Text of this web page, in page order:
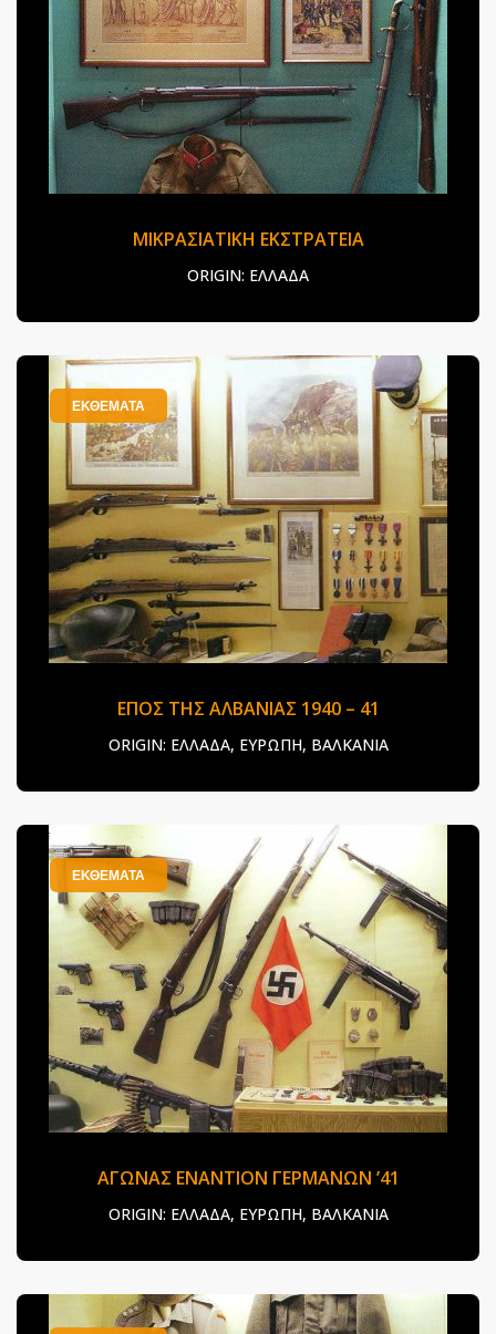
ΜΙΚΡΑΣΙΑΤΙΚΗ ΕΚΣΤΡΑΤΕΙΑ
ORIGIN: ΕΛΛΑΔΑ
ΕΚΘΕΜΑΤΑ
ΕΠΟΣ ΤΗΣ ΑΛΒΑΝΙΑΣ 1940 – 41
ORIGIN: ΕΛΛΑΔΑ, ΕΥΡΩΠΗ, ΒΑΛΚΑΝΙΑ
ΕΚΘΕΜΑΤΑ
ΑΓΩΝΑΣ ΕΝΑΝΤΙΟΝ ΓΕΡΜΑΝΩΝ ’41
ORIGIN: ΕΛΛΑΔΑ, ΕΥΡΩΠΗ, ΒΑΛΚΑΝΙΑ